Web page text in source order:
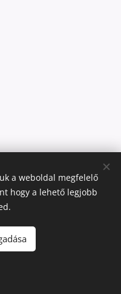
a weboldal megfelelő
hogy a lehető legjobb